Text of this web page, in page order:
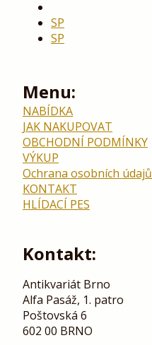
SP
SP
Menu:
NABÍDKA
JAK NAKUPOVAT
OBCHODNÍ PODMÍNKY
VÝKUP
Ochrana osobních údajů
KONTAKT
HLÍDACÍ PES
Kontakt:
Antikvariát Brno
Alfa Pasáž, 1. patro
Poštovská 6
602 00 BRNO